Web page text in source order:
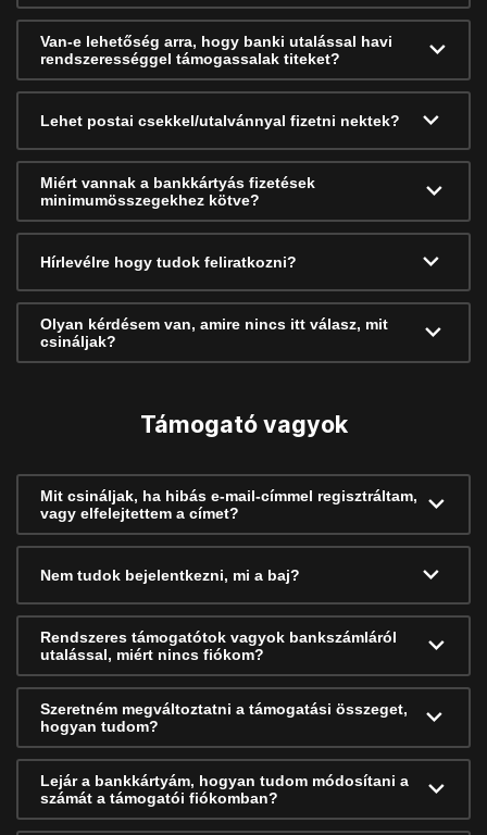
Van-e lehetőség arra, hogy banki utalással havi
rendszerességgel támogassalak titeket?
Lehet postai csekkel/utalvánnyal fizetni nektek?
Miért vannak a bankkártyás fizetések
minimumösszegekhez kötve?
Hírlevélre hogy tudok feliratkozni?
Olyan kérdésem van, amire nincs itt válasz, mit
csináljak?
Támogató vagyok
Mit csináljak, ha hibás e-mail-címmel regisztráltam,
vagy elfelejtettem a címet?
Nem tudok bejelentkezni, mi a baj?
Rendszeres támogatótok vagyok bankszámláról
utalással, miért nincs fiókom?
Szeretném megváltoztatni a támogatási összeget,
hogyan tudom?
Lejár a bankkártyám, hogyan tudom módosítani a
számát a támogatói fiókomban?